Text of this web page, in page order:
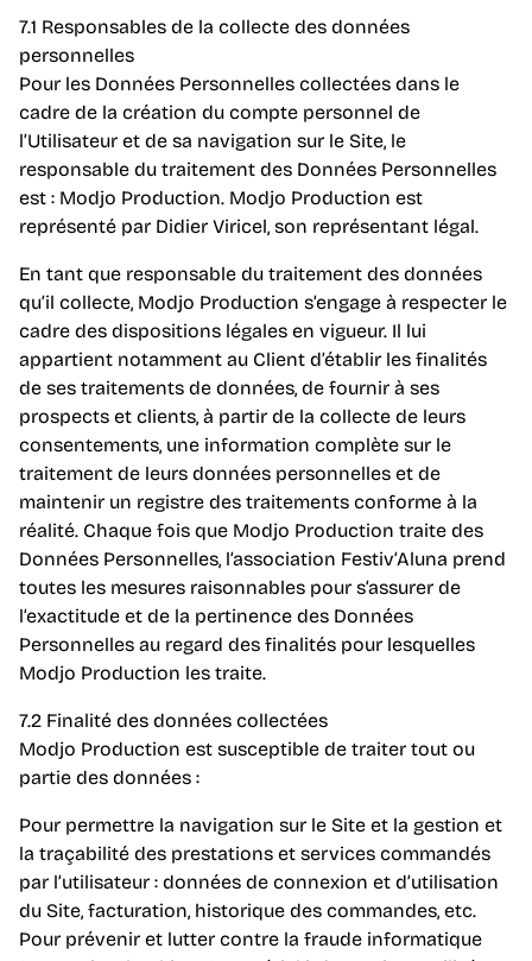
7.1 Responsables de la collecte des données
personnelles
Pour les Données Personnelles collectées dans le
cadre de la création du compte personnel de
l’Utilisateur et de sa navigation sur le Site, le
responsable du traitement des Données Personnelles
est : Modjo Production. Modjo Production est
représenté par Didier Viricel, son représentant légal.
En tant que responsable du traitement des données
qu’il collecte, Modjo Production s’engage à respecter le
cadre des dispositions légales en vigueur. Il lui
appartient notamment au Client d’établir les finalités
de ses traitements de données, de fournir à ses
prospects et clients, à partir de la collecte de leurs
consentements, une information complète sur le
traitement de leurs données personnelles et de
maintenir un registre des traitements conforme à la
réalité. Chaque fois que Modjo Production traite des
Données Personnelles, l’association Festiv’Aluna prend
toutes les mesures raisonnables pour s’assurer de
l’exactitude et de la pertinence des Données
Personnelles au regard des finalités pour lesquelles
Modjo Production les traite.
7.2 Finalité des données collectées
Modjo Production est susceptible de traiter tout ou
partie des données :
Pour permettre la navigation sur le Site et la gestion et
la traçabilité des prestations et services commandés
par l’utilisateur : données de connexion et d’utilisation
du Site, facturation, historique des commandes, etc.
Pour prévenir et lutter contre la fraude informatique